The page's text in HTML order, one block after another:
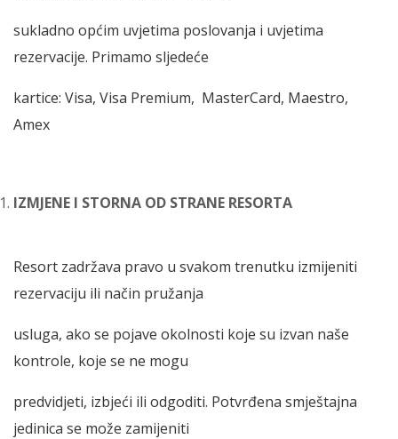
sukladno općim uvjetima poslovanja i uvjetima
rezervacije. Primamo sljedeće
kartice: Visa, Visa Premium, MasterCard, Maestro,
Amex
IZMJENE I STORNA OD STRANE RESORTA
Resort zadržava pravo u svakom trenutku izmijeniti
rezervaciju ili način pružanja
usluga, ako se pojave okolnosti koje su izvan naše
kontrole, koje se ne mogu
predvidjeti, izbjeći ili odgoditi. Potvrđena smještajna
jedinica se može zamijeniti